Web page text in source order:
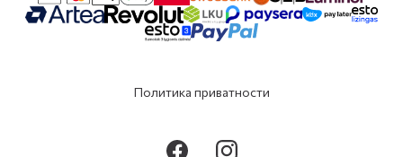
Политика приватности